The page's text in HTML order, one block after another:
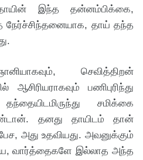
இந்த தன்னம்பிக்கை,
நேர்ச்சிந்தனையாக, தாய் தந்த
செவித்திறன்
பணிபுரிந்து
சமிக்கை
தனது தாயிடம் தான்
அது உதவியது. அவனுக்கும்
வார்த்தைகளே இல்லாத அந்த